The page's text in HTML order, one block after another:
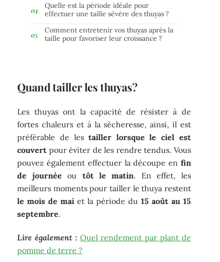
Quelle est la période idéale pour
effectuer une taille sévère des thuyas ?
Comment entretenir vos thuyas après la
taille pour favoriser leur croissance ?
Quand tailler les thuyas ?
Les thuyas ont la capacité de résister à de
fortes chaleurs et à la sècheresse, ainsi, il est
préférable de lestailler lorsque le ciel est
couvert pour éviter de les rendre tendus. Vous
pouvez également effectuer la découpe en fin
de journéeou tôt le matin. En effet, les
meilleurs moments pour tailler le thuya restent
le mois de mai et la période du 15 août au 15
septembre.
Lire également : Quel rendement par plant de
pomme de terre ?